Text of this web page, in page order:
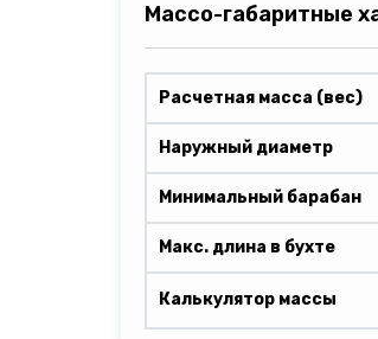
Массо-габаритные
Расчетная масса (вес)
Наружный диаметр
Минимальный барабан
Макс. длина в бухте
Калькулятор массы